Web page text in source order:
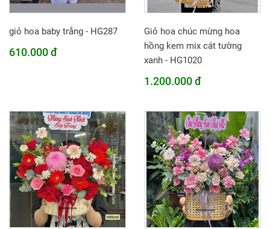
giỏ hoa baby trắng - HG287
610.000 đ
Giỏ hoa chúc mừng hoa
hồng kem mix cát tường
xanh - HG1020
1.200.000 đ